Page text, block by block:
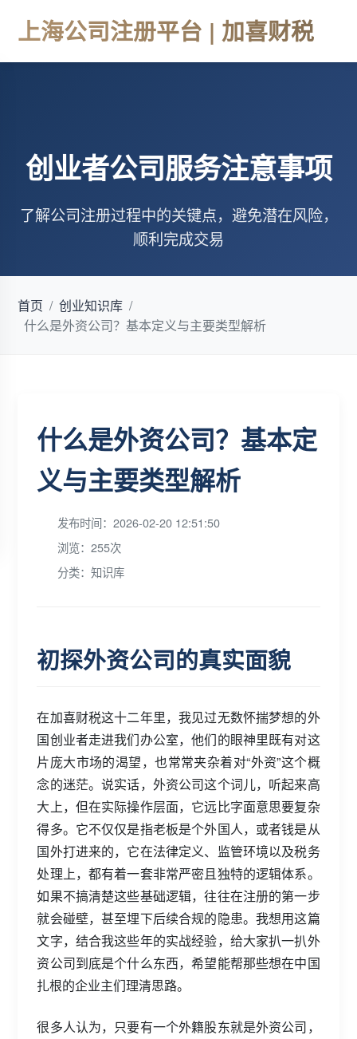
上海公司注册平台 | 加喜财税
创业者公司服务注意事项
了解公司注册过程中的关键点，避免潜在风险，
顺利完成交易
首页 / 创业知识库 /
什么是外资公司？基本定义与主要类型解析
什么是外资公司？基本定
义与主要类型解析
发布时间：2026-02-20 12:51:50
浏览：255次
分类：知识库
初探外资公司的真实面貌
在加喜财税这十二年里，我见过无数怀揣梦想的外
国创业者走进我们办公室，他们的眼神里既有对这
片庞大市场的渴望，也常常夹杂着对“外资”这个概
念的迷茫。说实话，外资公司这个词儿，听起来高
大上，但在实际操作层面，它远比字面意思要复杂
得多。它不仅仅是指老板是个外国人，或者钱是从
国外打进来的，它在法律定义、监管环境以及税务
处理上，都有着一套非常严密且独特的逻辑体系。
如果不搞清楚这些基础逻辑，往往在注册的第一步
就会碰壁，甚至埋下后续合规的隐患。我想用这篇
文字，结合我这些年的实战经验，给大家扒一扒外
资公司到底是个什么东西，希望能帮那些想在中国
扎根的企业主们理清思路。
很多人认为，只要有一个外籍股东就是外资公司，